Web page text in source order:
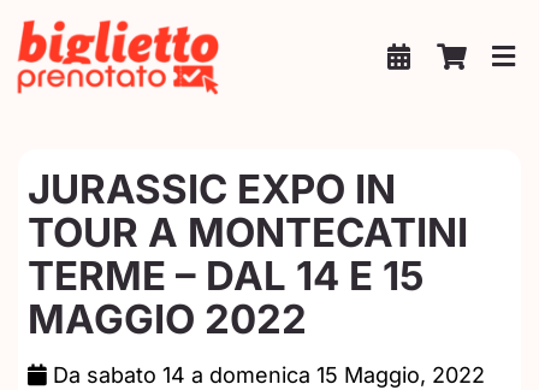
contenuto
JURASSIC EXPO IN
TOUR A MONTECATINI
TERME – DAL 14 E 15
MAGGIO 2022
Da sabato 14 a domenica 15 Maggio, 2022